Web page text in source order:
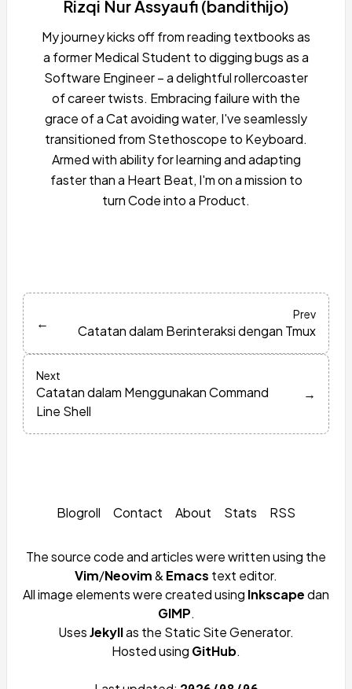
Rizqi Nur Assyaufi (bandithijo)
My journey kicks off from reading textbooks as
a former Medical Student to digging bugs as a
Software Engineer – a delightful rollercoaster
of career twists. Embracing failure with the
grace of a Cat avoiding water, I've seamlessly
transitioned from Stethoscope to Keyboard.
Armed with ability for learning and adapting
faster than a Heart Beat, I'm on a mission to
turn Code into a Product.
←
Prev
Catatan dalam Berinteraksi dengan Tmux
Next
Catatan dalam Menggunakan Command
Line Shell
→
Blogroll Contact About Stats RSS
The source code and articles were written using the
Vim/Neovim& Emacs text editor.
All image elements were created using Inkscapedan
GIMP.
UsesJekyllas the Static Site Generator.
Hosted using GitHub.